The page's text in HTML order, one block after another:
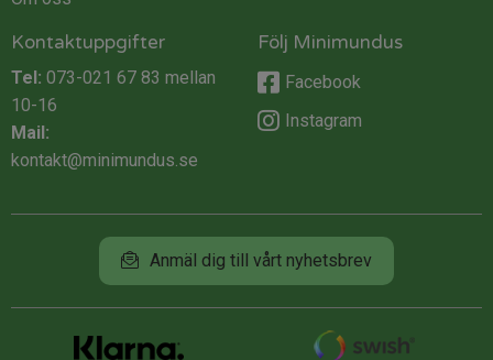
Kontaktuppgifter
Tel: 073-021 67 83 mellan
10-16
Mail:
kontakt@minimundus.se
Följ Minimundus
Facebook
Instagram
Anmäl dig till vårt nyhetsbrev